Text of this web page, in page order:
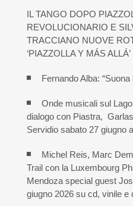
IL TANGO DOPO
REVOLUCIONARIO E
TRACCIANO NUOVE
‘PIAZZOLLA Y MÁS ALLÁ’
Fernando Alba:
Onde musicali sul
dialogo con Piastra,
Servidio sabato 27 giugno
Michel Reis, Marc
Trail con la Luxembourg
Mendoza special guest
giugno 2026 su cd, vinile e